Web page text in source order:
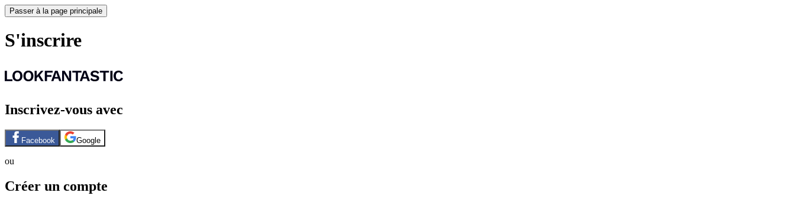
Passer à la page principale
S'inscrire
Inscrivez-vous avec
Facebook Google
ou
Créer un compte